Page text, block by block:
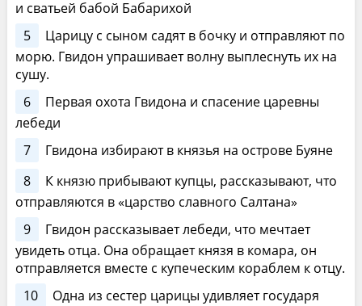
и сватьей бабой Бабарихой
5
Царицу с сыном садят в бочку и отправляют по
морю. Гвидон упрашивает волну выплеснуть их на
сушу.
6
Первая охота Гвидона и спасение царевны
лебеди
7
Гвидона избирают в князья на острове Буяне
8
К князю прибывают купцы, рассказывают, что
отправляются в «царство славного Салтана»
9
Гвидон рассказывает лебеди, что мечтает
увидеть отца. Она обращает князя в комара, он
отправляется вместе с купеческим кораблем к отцу.
10
Одна из сестер царицы удивляет государя